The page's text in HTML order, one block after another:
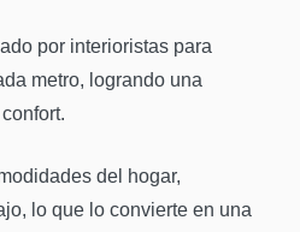
por interioristas para
metro, logrando una
del hogar,
lo que lo convierte en una